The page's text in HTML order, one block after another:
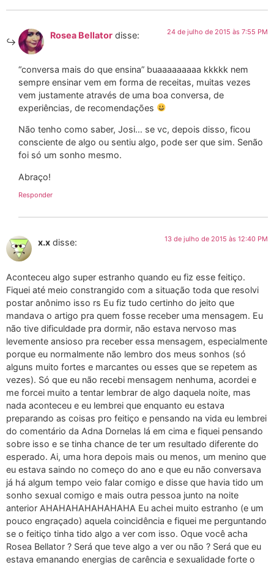
Rosea Bellator disse: 24 de julho de 2015 às 7:55 PM
“conversa mais do que ensina” buaaaaaaaaa kkkkk nem
sempre ensinar vem em forma de receitas, muitas vezes
vem justamente através de uma boa conversa, de
experiências, de recomendações
Não tenho como saber, Josi… se vc, depois disso, ficou
consciente de algo ou sentiu algo, pode ser que sim. Senão
foi só um sonho mesmo.
Abraço!
Responder
x.x disse: 13 de julho de 2015 às 12:40 PM
Aconteceu algo super estranho quando eu fiz esse feitiço.
Fiquei até meio constrangido com a situação toda que resolvi
postar anônimo isso rs Eu fiz tudo certinho do jeito que
mandava o artigo pra quem fosse receber uma mensagem. Eu
não tive dificuldade pra dormir, não estava nervoso mas
levemente ansioso pra receber essa mensagem, especialmente
porque eu normalmente não lembro dos meus sonhos (só
alguns muito fortes e marcantes ou esses que se repetem as
vezes). Só que eu não recebi mensagem nenhuma, acordei e
me forcei muito a tentar lembrar de algo daquela noite, mas
nada aconteceu e eu lembrei que enquanto eu estava
preparando as coisas pro feitiço e pensando na vida eu lembrei
do comentário da Adna Dornelas lá em cima e fiquei pensando
sobre isso e se tinha chance de ter um resultado diferente do
esperado. Ai, uma hora depois mais ou menos, um menino que
eu estava saindo no começo do ano e que eu não conversava
já há algum tempo veio falar comigo e disse que havia tido um
sonho sexual comigo e mais outra pessoa junto na noite
anterior AHAHAHAHAHAHAHA Eu achei muito estranho (e um
pouco engraçado) aquela coincidência e fiquei me perguntando
se o feitiço tinha tido algo a ver com isso. Oque você acha
Rosea Bellator ? Será que teve algo a ver ou não ? Será que eu
estava emanando energias de carência e sexualidade forte o